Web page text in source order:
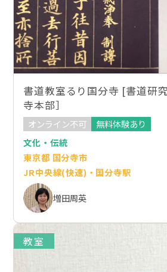
書道教室るり国分寺 [書道研
寺本部］
オンライン不可
無料体験あり
文化・伝統
東京都 国分寺市
JR中央線(快速)・国分寺駅
増田周英
教室